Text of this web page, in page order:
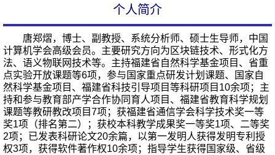
个人简介
唐郑熠，博士、副教授、系统分析师、硕士生导师，中国
计算机学会高级会员。主要研究方向为区块链技术、形式化方
法、语义物联网技术等。主持福建省自然科学基金项目、省重
点实验开放课题等6项， 参与国家重点研发计划课题、国家自
然科学基金项目、福建省科技引导项目等科研项目10余项；主
持和参与教育部产学合作协同育人项目、福建省教育科学规划
课题等教研教改项目7项；获福建省通信学会科学技术奖一等
奖1项（排名第二）；获校本科教学成果奖一等奖1项、 二等奖
2项；已发表科研论文20余篇，以第一发明人获得发明专利授
权3项，获得软件著作权10余项；指导学生获得国家级、省级